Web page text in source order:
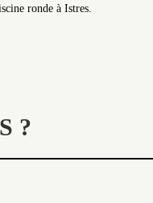
ronde à Istres.
?